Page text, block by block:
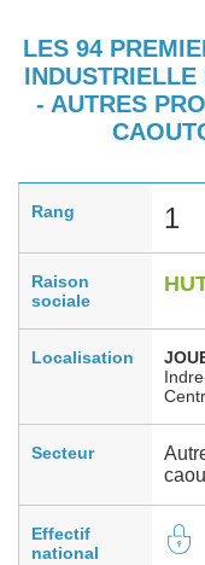
LES 94
- AUTRES
Rang 1
Raison
sociale
Localisation
Secteur
Effectif
national